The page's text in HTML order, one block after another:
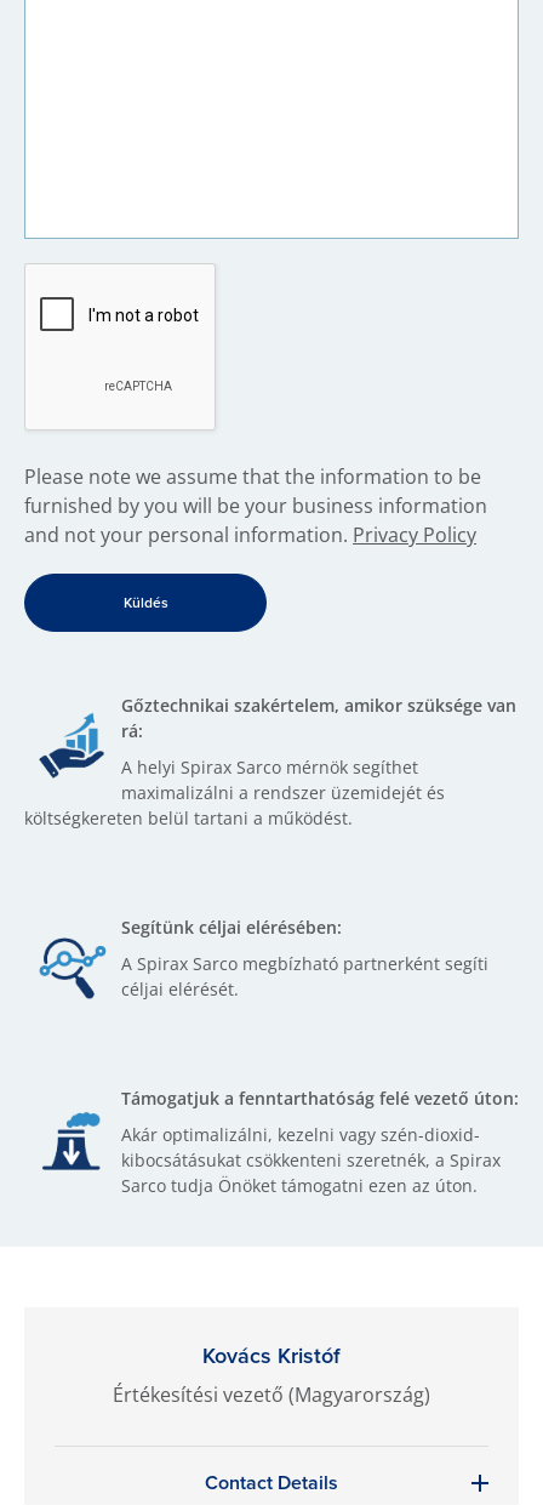
​Please note we assume that the information to be
furnished by you will be your business information
and not your personal information. Privacy Policy
Gőztechnikai szakértelem, amikor szüksége van
rá:
A helyi Spirax Sarco mérnök segíthet
maximalizálni a rendszer üzemidejét és
költségkereten belül tartani a működést.
Segítünk céljai elérésében:
A Spirax Sarco megbízható partnerként segíti
céljai elérését.
Támogatjuk a fenntarthatóság felé vezető úton:
Akár optimalizálni, kezelni vagy szén-dioxid-
kibocsátásukat csökkenteni szeretnék, a Spirax
Sarco tudja Önöket támogatni ezen az úton.
Kovács Kristóf
Értékesítési vezető (Magyarország)
Contact Details